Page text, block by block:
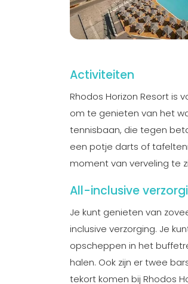
Activiteiten
Rhodos Horizon Resort is
om te genieten van het
tennisbaan, die tegen
een potje darts of
moment van verveling te
All-inclusive
Je kunt genieten van
inclusive verzorging. Je
opscheppen in het
halen. Ook zijn er twee
tekort komen bij Rhodos